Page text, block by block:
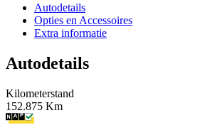
Autodetails
Opties en Accessoires
Extra informatie
Autodetails
Kilometerstand
152.875 Km